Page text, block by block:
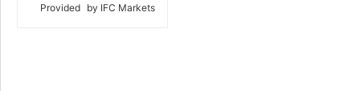
Provided by IFC Markets